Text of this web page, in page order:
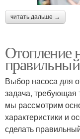
читать дальше →
Отопление
Выбор насоса для
задача, требующая
мы рассмотрим
характеристики и
сделать